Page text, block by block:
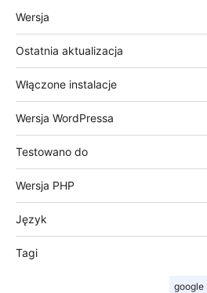
Meta
Wersja
Ostatnia aktualizacja
Włączone instalacje
Wersja WordPressa
Testowano do
Wersja PHP
Język
Tagi
google